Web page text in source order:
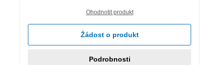
Ohodnotit produkt
Žádost o produkt
Podrobnosti